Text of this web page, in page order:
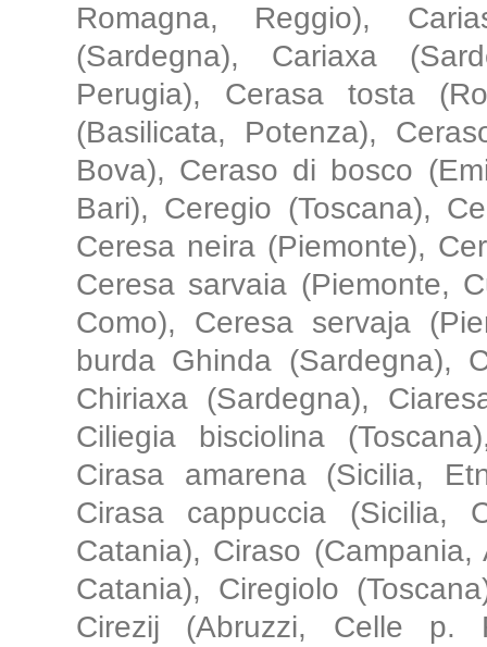
Romagna, Reggio),
(Sardegna), Cariaxa
Perugia), Cerasa tosta
(Basilicata, Potenza),
Bova), Ceraso di bosco
Bari), Ceregio (Toscana),
Ceresa neira (Piemonte),
Ceresa sarvaia (Piemonte,
Como), Ceresa servaja
burda Ghinda (Sardegna),
Chiriaxa (Sardegna),
Ciliegia bisciolina
Cirasa amarena (Sicilia,
Cirasa cappuccia (Sicilia,
Catania), Ciraso
Catania), Ciregiolo
Cirezij (Abruzzi, Celle p.